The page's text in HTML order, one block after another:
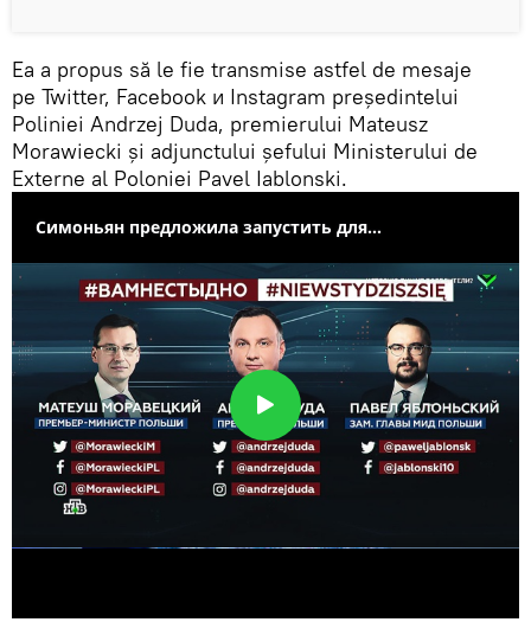
Ea a propus să le fie transmise astfel de mesaje
pe Twitter, Facebook и Instagram președintelui
Poliniei Andrzej Duda, premierului Mateusz
Morawiecki și adjunctului șefului Ministerului de
Externe al Poloniei Pavel Iablonski.